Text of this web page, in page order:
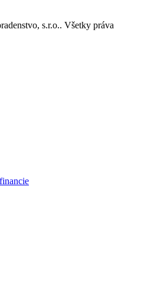
s.r.o.. Všetky práva